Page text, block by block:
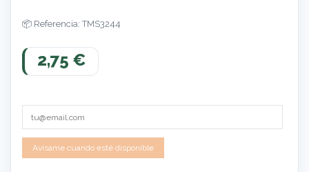
Referencia: TMS3244
2,75 €